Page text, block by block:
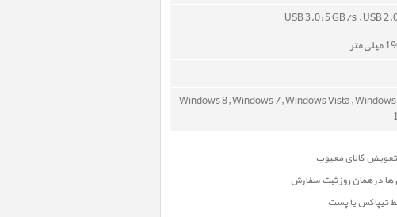
USB 3.0: 5 GB/s , USB
Windows 8, Windows 7, Windows Vista, Windows
ها در همان روز ثبت سفارش
تیپاکس یا پست